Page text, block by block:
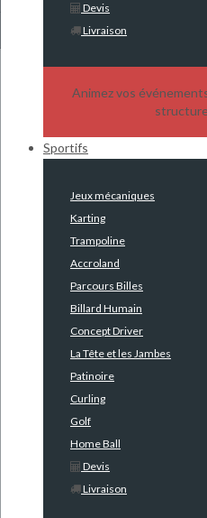
Devis
Livraison
Animez vos
Sportifs
Jeux mécaniques
Karting
Trampoline
Accroland
Parcours Billes
Billard Humain
Concept Driver
La Tête et les Jambes
Patinoire
Curling
Golf
Home Ball
Devis
Livraison